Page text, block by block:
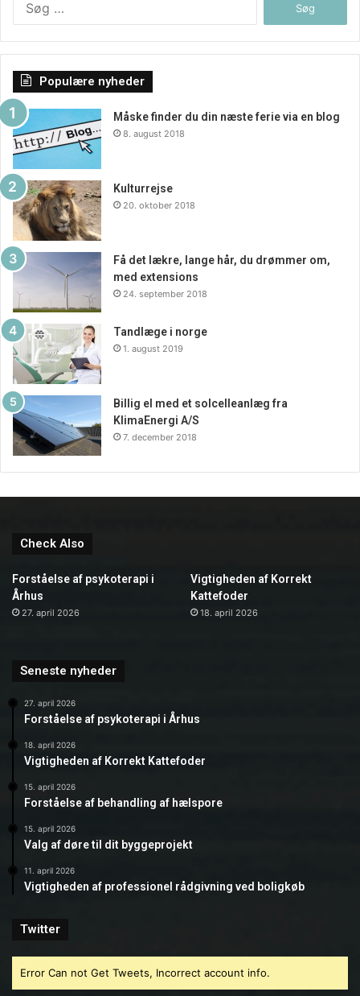
Populære nyheder
Måske finder du din næste ferie via en blog
8. august 2018
Kulturrejse
20. oktober 2018
Få det lækre, lange hår, du drømmer om,
med extensions
24. september 2018
Tandlæge i norge
1. august 2019
Billig el med et solcelleanlæg fra
KlimaEnergi A/S
7. december 2018
Check Also
Forståelse af psykoterapi i
Århus
27. april 2026
Vigtigheden af Korrekt
Kattefoder
18. april 2026
Seneste nyheder
27. april 2026
Forståelse af psykoterapi i Århus
18. april 2026
Vigtigheden af Korrekt Kattefoder
15. april 2026
Forståelse af behandling af hælspore
15. april 2026
Valg af døre til dit byggeprojekt
11. april 2026
Vigtigheden af professionel rådgivning ved boligkøb
Twitter
Error Can not Get Tweets, Incorrect account info.